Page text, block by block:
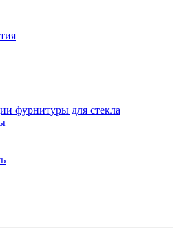
фурнитуры для стекла